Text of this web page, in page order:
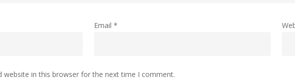
Email *
website in this browser for the next time I comment.